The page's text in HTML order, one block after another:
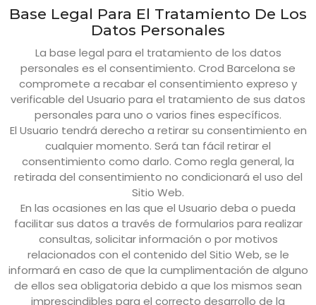
Base Legal Para El Tratamiento De Los
Datos Personales
La base legal para el tratamiento de los datos
personales es el consentimiento. Crod Barcelona se
compromete a recabar el consentimiento expreso y
verificable del Usuario para el tratamiento de sus datos
personales para uno o varios fines específicos.
El Usuario tendrá derecho a retirar su consentimiento en
cualquier momento. Será tan fácil retirar el
consentimiento como darlo. Como regla general, la
retirada del consentimiento no condicionará el uso del
Sitio Web.
En las ocasiones en las que el Usuario deba o pueda
facilitar sus datos a través de formularios para realizar
consultas, solicitar información o por motivos
relacionados con el contenido del Sitio Web, se le
informará en caso de que la cumplimentación de alguno
de ellos sea obligatoria debido a que los mismos sean
imprescindibles para el correcto desarrollo de la